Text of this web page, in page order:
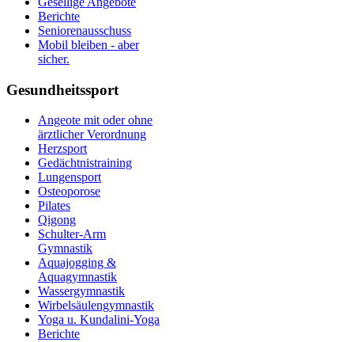
Berichte
Seniorenausschuss
Mobil bleiben - aber
sicher.
Gesundheitssport
Angeote mit oder ohne
ärztlicher Verordnung
Herzsport
Gedächtnistraining
Lungensport
Osteoporose
Pilates
Qigong
Schulter-Arm
Gymnastik
Aquajogging &
Aquagymnastik
Wassergymnastik
Wirbelsäulengymnastik
Yoga u. Kundalini-Yoga
Berichte